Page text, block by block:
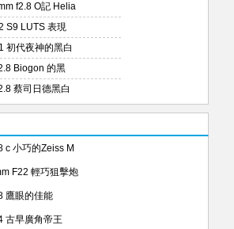
f2.8 O記 Helia
S9 LUTS 表現
初代夜神的黑白
Biogon 的黑
蔡司日德黑白
c 小巧的Zeiss M
F22 輕巧狙擊炮
鷹眼的佳能
古早廣角帝王